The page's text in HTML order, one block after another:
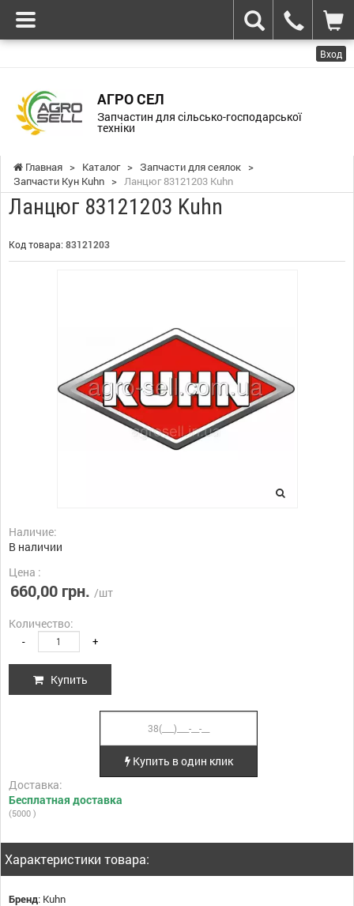
Вход
АГРО СЕЛ
Запчастин для сільсько-господарської
техніки
Главная > Каталог > Запчасти для сеялок >
Запчасти Кун Kuhn > Ланцюг 83121203 Kuhn
Ланцюг 83121203 Kuhn
Код товара: 83121203
Наличие:
В наличии
Цена :
660,00 грн. /шт
Количество:
- +
Купить
Купить в один клик
Доставка:
Бесплатная доставка
(5000 )
Характеристики товара:
Бренд: Kuhn